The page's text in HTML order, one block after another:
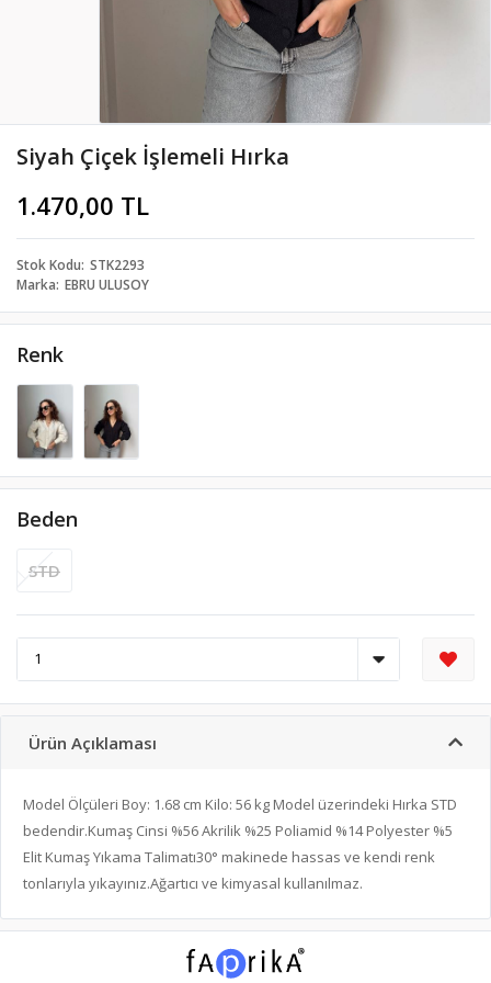
Siyah Çiçek İşlemeli Hırka
1.470,00 TL
Stok Kodu STK2293
Marka EBRU ULUSOY
Renk
Beden
STD
Ürün Açıklaması
Model Ölçüleri Boy: 1.68 cm Kilo: 56 kg Model üzerindeki Hırka STD
bedendir.Kumaş Cinsi %56 Akrilik %25 Poliamid %14 Polyester %5
Elit Kumaş Yıkama Talimatı30° makinede hassas ve kendi renk
tonlarıyla yıkayınız.Ağartıcı ve kimyasal kullanılmaz.